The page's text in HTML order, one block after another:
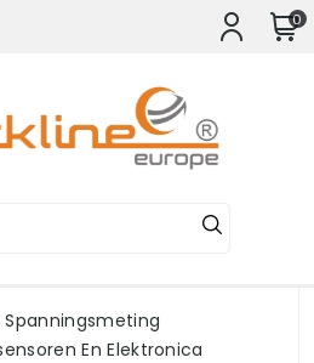
0
Spanningsmeting
En Elektronica